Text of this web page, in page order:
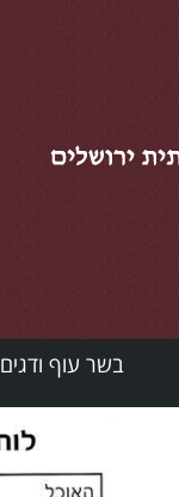
בשר עוף ודגים